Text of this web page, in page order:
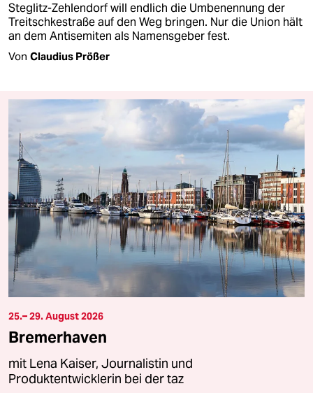
Steglitz-Zehlendorf will endlich die Umbenennung der
Treitschkestraße auf den Weg bringen. Nur die Union hält
an dem Antisemiten als Namensgeber fest.
Von Claudius Prößer
25.– 29. August 2026
Bremerhaven
mit Lena Kaiser, Journalistin und
Produktentwicklerin bei der taz